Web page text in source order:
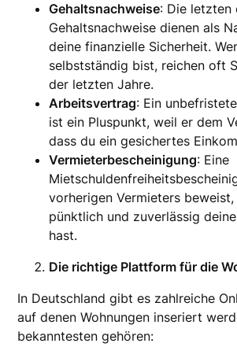
Gehaltsnachweise: Die letzten
Gehaltsnachweise dienen als
deine finanzielle Sicherheit.
selbstständig bist, reichen oft
der letzten Jahre.
Arbeitsvertrag: Ein
ist ein Pluspunkt, weil er dem
dass du ein gesichertes
Vermieterbescheinigung: Eine
vorherigen Vermieters beweist,
pünktlich und zuverlässig
hast.
Die richtige Plattform für die
In Deutschland gibt es zahlreiche
auf denen Wohnungen inseriert
bekanntesten gehören: